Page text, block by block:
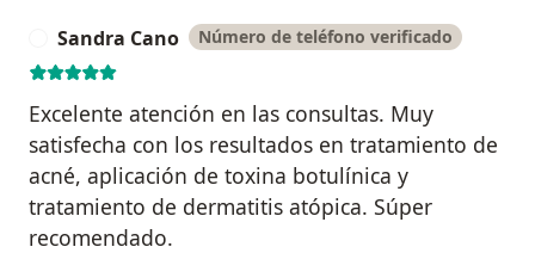
Sandra Cano Número de teléfono verificado
Excelente atención en las consultas. Muy
satisfecha con los resultados en tratamiento de
acné, aplicación de toxina botulínica y
tratamiento de dermatitis atópica. Súper
recomendado.